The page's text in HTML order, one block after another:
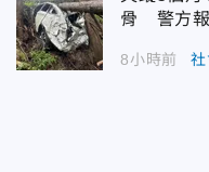
骨 警方
8小時前